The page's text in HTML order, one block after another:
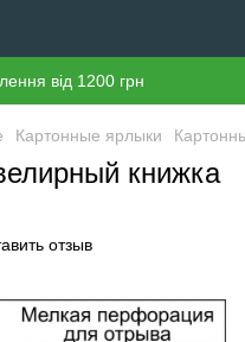
від 1200 грн
Картонные ярлыки
книжка
отзыв